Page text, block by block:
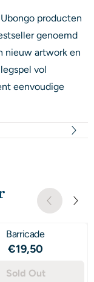
producten
genoemd
nieuw artwork en
vol
eenvoudige
Barricade
Price: 19,50
€19,50
Sold Out